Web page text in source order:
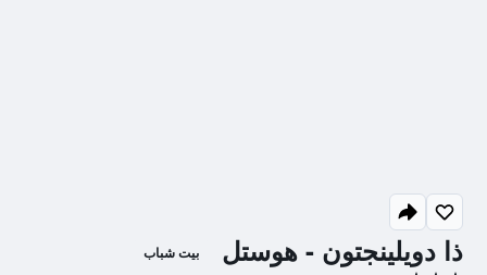
ذا دويلينجتون - هوستل بيت شباب